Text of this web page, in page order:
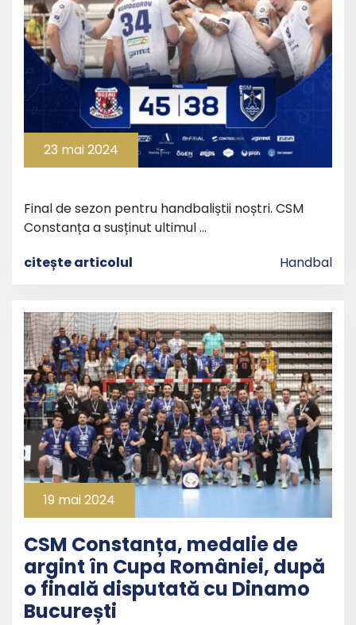
23 mai 2024
Final de sezon pentru handbaliștii noștri. CSM
Constanța a susținut ultimul …
citește articolul
Handbal
19 mai 2024
CSM Constanța, medalie de
argint în Cupa României, după
o finală disputată cu Dinamo
București